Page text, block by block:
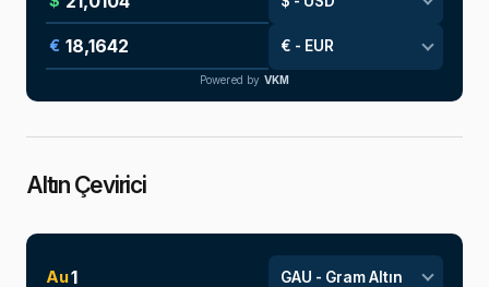
€
Powered by VKM
Altın Çevirici
Au